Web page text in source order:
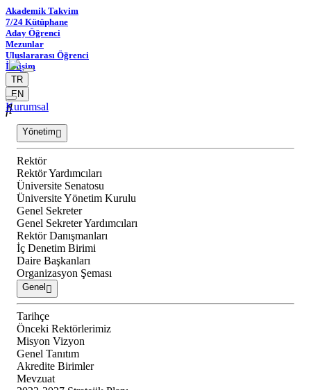
Akademik Takvim
7/24 Kütüphane
Aday Öğrenci
Mezunlar
Uluslararası Öğrenci
İletişim
TR
EN
Kurumsal
Yönetim
Rektör
Rektör Yardımcıları
Üniversite Senatosu
Üniversite Yönetim Kurulu
Genel Sekreter
Genel Sekreter Yardımcıları
Rektör Danışmanları
İç Denetim Birimi
Daire Başkanları
Organizasyon Şeması
Genel
Tarihçe
Önceki Rektörlerimiz
Misyon Vizyon
Genel Tanıtım
Akredite Birimler
Mevzuat